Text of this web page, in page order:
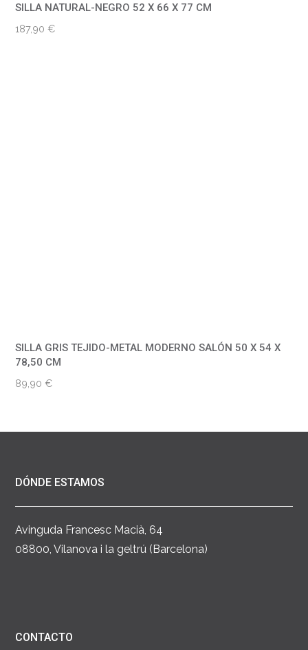
SILLA NATURAL-NEGRO 52 X 66 X 77 CM
187,90€
SILLA GRIS TEJIDO-METAL MODERNO SALÓN 50 X 54 X
78,50 CM
89,90€
DÓNDE ESTAMOS
Avinguda Francesc Macià, 64
08800, Vilanova i la geltrú (Barcelona)
CONTACTO